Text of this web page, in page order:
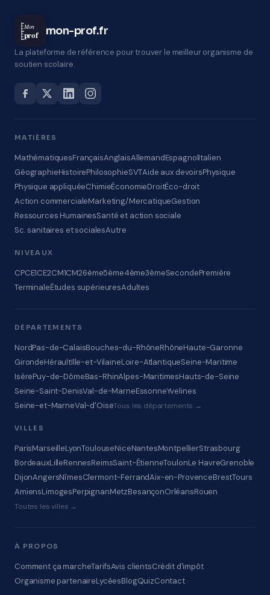
Mon
prof mon-prof.fr
La plateforme de référence pour trouver le meilleur organisme de
soutien scolaire.
MATIÈRES
MathématiquesFrançaisAnglaisAllemandEspagnolItalien
GéographieHistoirePhilosophieSVTAide aux devoirsPhysique
Physique appliquéeChimieÉconomieDroitÉco-droit
Action commercialeMarketing/MercatiqueGestion
Ressources HumainesSanté et action sociale
Sc. sanitaires et socialesAutre
NIVEAUX
CPCE1CE2CM1CM26ème5ème4ème3èmeSecondePremière
TerminaleÉtudes supérieuresAdultes
DÉPARTEMENTS
NordPas-de-CalaisBouches-du-RhôneRhôneHaute-Garonne
GirondeHéraultIlle-et-VilaineLoire-AtlantiqueSeine-Maritime
IsèrePuy-de-DômeBas-RhinAlpes-MaritimesHauts-de-Seine
Seine-Saint-DenisVal-de-MarneEssonneYvelines
Seine-et-MarneVal-d'OiseTous les départements →
VILLES
ParisMarseilleLyonToulouseNiceNantesMontpellierStrasbourg
BordeauxLilleRennesReimsSaint-ÉtienneToulonLe HavreGrenoble
DijonAngersNîmesClermont-FerrandAix-en-ProvenceBrestTours
AmiensLimogesPerpignanMetzBesançonOrléansRouen
Toutes les villes →
À PROPOS
Comment ça marcheTarifsAvis clientsCrédit d'impôt
Organisme partenaireLycéesBlogQuizContact